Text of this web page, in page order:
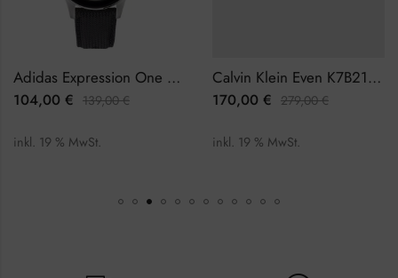
Adidas Expression One AOFH23016 Herrenuhr
104,00 € 139,00€
inkl. 19 % MwSt.
Calvin Klein Even K7B214CP Herrenuhr
170,00 € 279,00€
inkl. 19 % MwSt.